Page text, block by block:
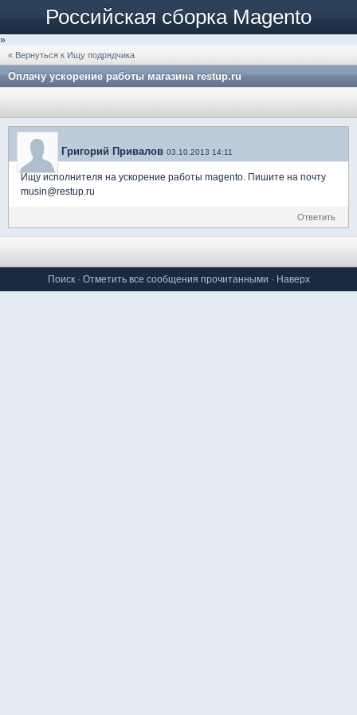
Российская сборка Magento
»
« Вернуться к Ищу подрядчика
Оплачу ускорение работы магазина restup.ru
Григорий Привалов 03.10.2013 14:11
Ищу исполнителя на ускорение работы magento. Пишите на почту
musin@restup.ru
Ответить
Поиск· Отметить все сообщения прочитанными · Наверх